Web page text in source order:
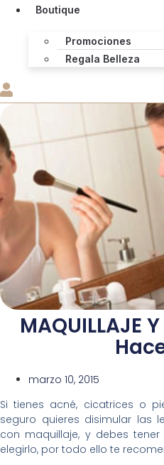
Boutique
Promociones
Regala Belleza
MAQUILLAJE
marzo 10, 2015
Si tienes acné, cicatrices o
seguro quieres disimular las
con maquillaje, y debes
elegirlo, por todo ello te